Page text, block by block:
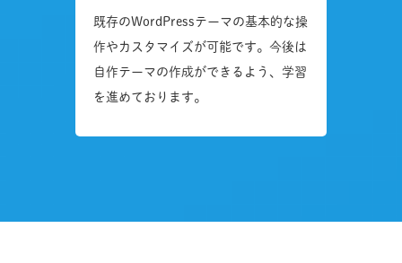
既存のWordPressテーマの基本的な操
作やカスタマイズが可能です。今後は
自作テーマの作成ができるよう、学習
を進めております。